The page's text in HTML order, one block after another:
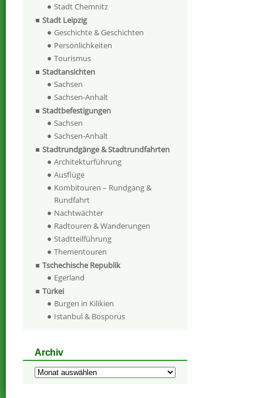
Stadt Chemnitz
Stadt Leipzig
Geschichte & Geschichten
Persönlichkeiten
Tourismus
Stadtansichten
Sachsen
Sachsen-Anhalt
Stadtbefestigungen
Sachsen
Sachsen-Anhalt
Stadtrundgänge & Stadtrundfahrten
Architekturführung
Ausflüge
Kombitouren – Rundgang &
Rundfahrt
Nachtwächter
Radtouren & Wanderungen
Stadtteilführung
Thementouren
Tschechische Republik
Egerland
Türkei
Burgen in Kilikien
Istanbul & Bosporus
Archiv
Archiv